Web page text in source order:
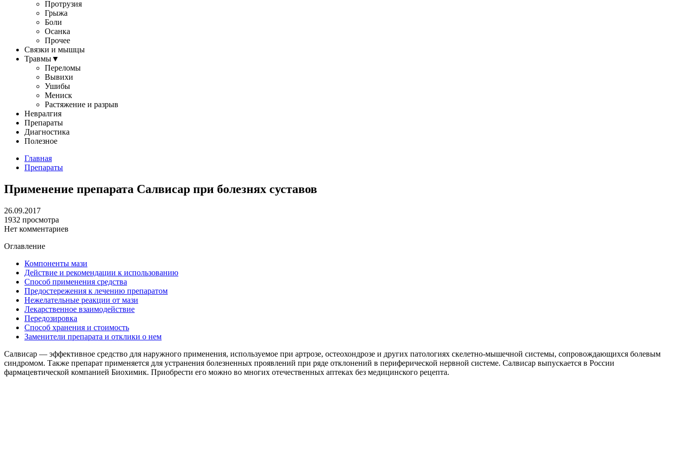
Протрузия
Грыжа
Боли
Осанка
Прочее
Связки и мышцы
Травмы▼
Переломы
Вывихи
Ушибы
Мениск
Растяжение и разрыв
Невралгия
Препараты
Диагностика
Полезное
Главная
Препараты
Применение препарата Салвисар при болезнях суставов
26.09.2017
1932 просмотра
Нет комментариев
Оглавление
Компоненты мази
Действие и рекомендации к использованию
Способ применения средства
Предостережения к лечению препаратом
Нежелательные реакции от мази
Лекарственное взаимодействие
Передозировка
Способ хранения и стоимость
Заменители препарата и отклики о нем
Салвисар — эффективное средство для наружного применения, используемое при артрозе, остеохондрозе и других патологиях скелетно-мышечной системы, сопровождающихся болевым
синдромом. Также препарат применяется для устранения болезненных проявлений при ряде отклонений в периферической нервной системе. Салвисар выпускается в России
фармацевтической компанией Биохимик. Приобрести его можно во многих отечественных аптеках без медицинского рецепта.